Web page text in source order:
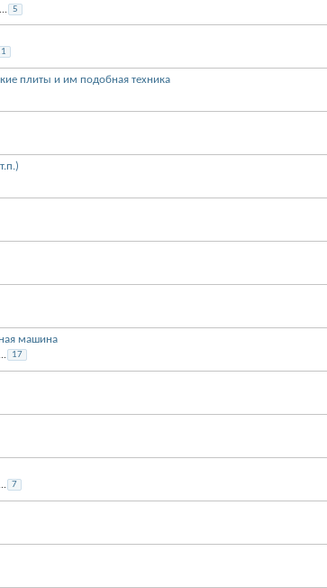
... 5
плиты и им подобная техника
машина
... 17
... 7